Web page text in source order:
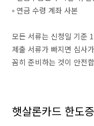
▫️ 연금 수령 계좌 사본
모든 서류는 신청일 기준
제출 서류가 빠지면 심사
꼼히 준비하는 것이 안전
햇살론카드 한도